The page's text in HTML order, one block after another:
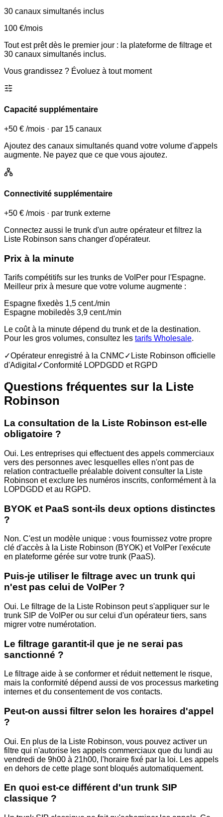
30 canaux simultanés inclus
100 €/mois
Tout est prêt dès le premier jour : la plateforme de filtrage et
30 canaux simultanés inclus.
Vous grandissez ? Évoluez à tout moment
Capacité supplémentaire
+50 € /mois · par 15 canaux
Ajoutez des canaux simultanés quand votre volume d'appels
augmente. Ne payez que ce que vous ajoutez.
Connectivité supplémentaire
+50 € /mois · par trunk externe
Connectez aussi le trunk d'un autre opérateur et filtrez la
Liste Robinson sans changer d'opérateur.
Prix à la minute
Tarifs compétitifs sur les trunks de VoIPer pour l'Espagne.
Meilleur prix à mesure que votre volume augmente :
Espagne fixedès 1,5 cent./min
Espagne mobiledès 3,9 cent./min
Le coût à la minute dépend du trunk et de la destination.
Pour les gros volumes, consultez les tarifs Wholesale.
✓Opérateur enregistré à la CNMC✓ Liste Robinson officielle
d'Adigital ✓Conformité LOPDGDD et RGPD
Questions fréquentes sur la Liste
Robinson
La consultation de la Liste Robinson est-elle
obligatoire ?
Oui. Les entreprises qui effectuent des appels commerciaux
vers des personnes avec lesquelles elles n'ont pas de
relation contractuelle préalable doivent consulter la Liste
Robinson et exclure les numéros inscrits, conformément à la
LOPDGDD et au RGPD.
BYOK et PaaS sont-ils deux options distinctes
?
Non. C'est un modèle unique : vous fournissez votre propre
clé d'accès à la Liste Robinson (BYOK) et VoIPer l'exécute
en plateforme gérée sur votre trunk (PaaS).
Puis-je utiliser le filtrage avec un trunk qui
n'est pas celui de VoIPer ?
Oui. Le filtrage de la Liste Robinson peut s'appliquer sur le
trunk SIP de VoIPer ou sur celui d'un opérateur tiers, sans
migrer votre numérotation.
Le filtrage garantit-il que je ne serai pas
sanctionné ?
Le filtrage aide à se conformer et réduit nettement le risque,
mais la conformité dépend aussi de vos processus marketing
internes et du consentement de vos contacts.
Peut-on aussi filtrer selon les horaires d'appel
?
Oui. En plus de la Liste Robinson, vous pouvez activer un
filtre qui n'autorise les appels commerciaux que du lundi au
vendredi de 9h00 à 21h00, l'horaire fixé par la loi. Les appels
en dehors de cette plage sont bloqués automatiquement.
En quoi est-ce différent d'un trunk SIP
classique ?